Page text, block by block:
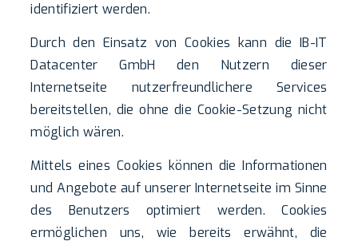
identifiziert werden.
Durch den Einsatz von Cookies kann die IB-IT
Datacenter GmbH den Nutzern dieser
Internetseite nutzerfreundlichere Services
bereitstellen, die ohne die Cookie-Setzung nicht
möglich wären.
Mittels eines Cookies können die Informationen
und Angebote auf unserer Internetseite im Sinne
des Benutzers optimiert werden. Cookies
ermöglichen uns, wie bereits erwähnt, die